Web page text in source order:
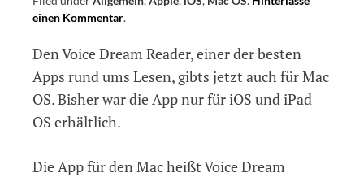
einen Kommentaron
Dream
Reader
jetzt
auch
.
Den Voice Dream Reader, einer der besten
Apps rund ums Lesen, gibts jetzt auch für Mac
OS. Bisher war die App nur für iOS und iPad
OS erhältlich.
Die App für den Mac heißt Voice Dream